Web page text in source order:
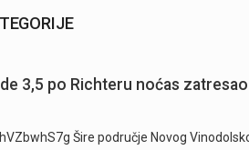
3,5 po Richteru noćas
Šire područje Novog